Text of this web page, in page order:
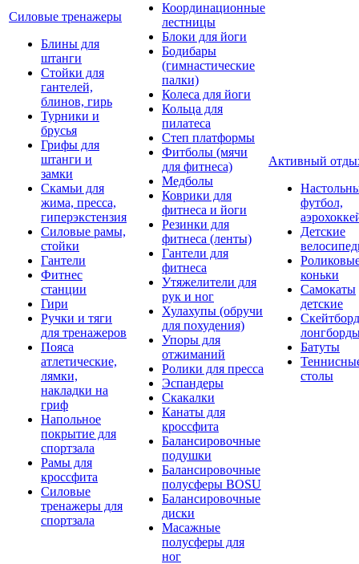
Силовые тренажеры
Блины для
штанги
Стойки для
гантелей,
блинов, гирь
Турники и
брусья
Грифы для
штанги и
замки
Скамьи для
жима, пресса,
гиперэкстензия
Силовые рамы,
стойки
Гантели
Фитнес
станции
Гири
Ручки и тяги
для тренажеров
Пояса
атлетические,
лямки,
накладки на
гриф
Напольное
покрытие для
спортзала
Рамы для
кроссфита
Силовые
тренажеры для
спортзала
Координационные
лестницы
Блоки для йоги
Бодибары
(гимнастические
палки)
Колеса для йоги
Кольца для
пилатеса
Степ платформы
Фитболы (мячи
для фитнеса)
Медболы
Коврики для
фитнеса и йоги
Резинки для
фитнеса (ленты)
Гантели для
фитнеса
Утяжелители для
рук и ног
Хулахупы (обручи
для похудения)
Упоры для
отжиманий
Ролики для пресса
Эспандеры
Скакалки
Канаты для
кроссфита
Балансировочные
подушки
Балансировочные
полусферы BOSU
Балансировочные
диски
Масажные
полусферы для
ног
Активный
футбол,
Детские
коньки
Самокаты
детские
Батуты
столы